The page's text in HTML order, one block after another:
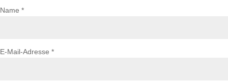
Name *
E-Mail-Adresse *